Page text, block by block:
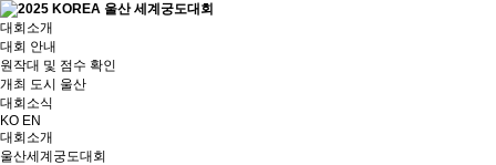
대회소개
대회 안내
원작대 및 점수 확인
개최 도시 울산
대회소식
KO EN
대회소개
울산세계궁도대회